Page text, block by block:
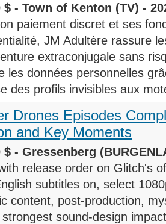
$ - Town of Kenton (TV) -
paiement discret et ses
JM Adultère rassure
extraconjugale sans
les données personnelles
des profils invisibles aux
Drones Episodes
and Key Moments
$ - Gressenberg
release order on Glitch's
subtitles on, select
content, post-production,
sound-design